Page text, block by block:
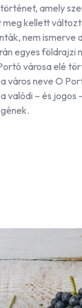
amely
kellett
nem ismerve
egyes földrajzi
városa elé
város neve O
valódi – és jogos